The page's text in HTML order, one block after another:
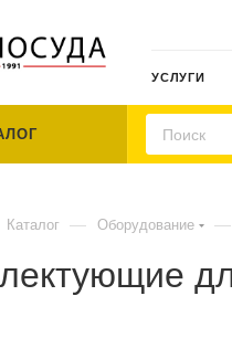
УСЛУГИ
Каталог — Оборудование —